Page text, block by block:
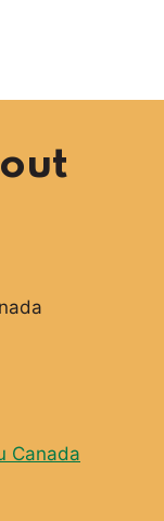
Canada